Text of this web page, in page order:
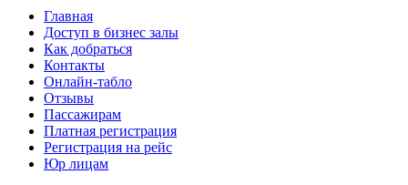
Главная
Доступ в бизнес залы
Как добраться
Контакты
Онлайн-табло
Отзывы
Пассажирам
Платная регистрация
Регистрация на рейс
Юр лицам